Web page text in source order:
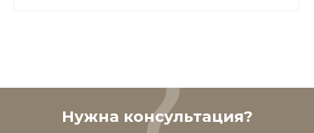
Нужна консультация?